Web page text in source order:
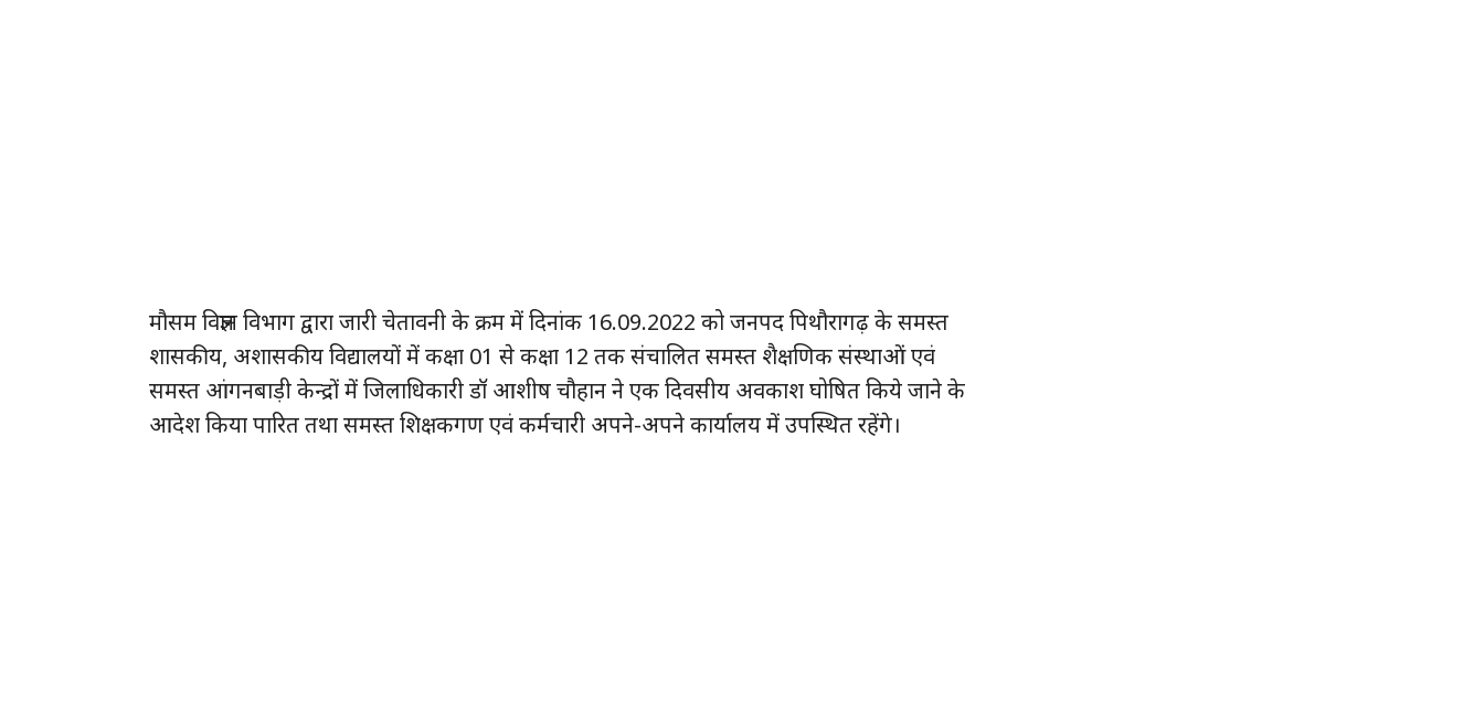
मौसम विज्ञान विभाग द्वारा जारी चेतावनी के क्रम में दिनांक 16.09.2022 को जनपद पिथौरागढ़ के समस्त
शासकीय, अशासकीय विद्यालयों में कक्षा 01 से कक्षा 12 तक संचालित समस्त शैक्षणिक संस्थाओं एवं
समस्त आंगनबाड़ी केन्द्रों में जिलाधिकारी डॉ आशीष चौहान ने एक दिवसीय अवकाश घोषित किये जाने के
आदेश किया पारित तथा समस्त शिक्षकगण एवं कर्मचारी अपने-अपने कार्यालय में उपस्थित रहेंगे।